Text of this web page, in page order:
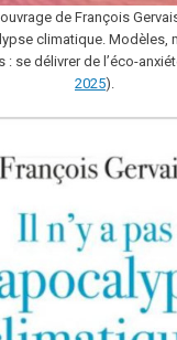
de François
climatique. Modèles,
: se délivrer de l’éco-
2025).